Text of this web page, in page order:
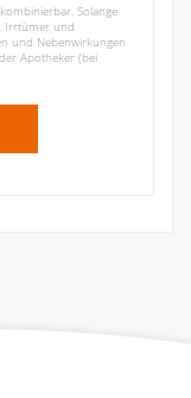
Solange
Irrtümer und
und Nebenwirkungen
Apotheker (bei